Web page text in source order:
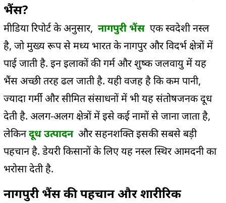
भैंस?
मीडिया रिपोर्ट के अनुसार, नागपुरी भैंस एक स्वदेशी नस्ल
है, जो मुख्य रूप से मध्य भारत के नागपुर और विदर्भ क्षेत्रों में
पाई जाती है. इन इलाकों की गर्म और शुष्क जलवायु में यह
भैंस अच्छी तरह ढल जाती है. यही वजह है कि कम पानी,
ज्यादा गर्मी और सीमित संसाधनों में भी यह संतोषजनक दूध
देती है. अलग-अलग क्षेत्रों में इसे कई नामों से जाना जाता है,
लेकिनदूध उत्पादन और सहनशक्ति इसकी सबसे बड़ी
पहचान है. डेयरी किसानों के लिए यह नस्ल स्थिर आमदनी का
भरोसा देती है.
नागपुरी भैंस की पहचान और शारीरिक